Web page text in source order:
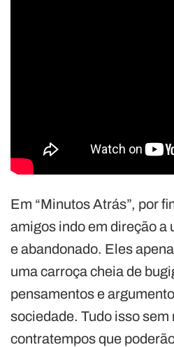
Em “Minutos Atrás”, por
amigos indo em direção a
e abandonado. Eles
uma carroça cheia de
pensamentos e
sociedade. Tudo isso sem
contratempos que